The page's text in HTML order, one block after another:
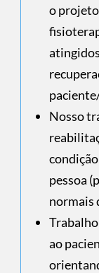
o
Nosso
pessoa
normais
ao